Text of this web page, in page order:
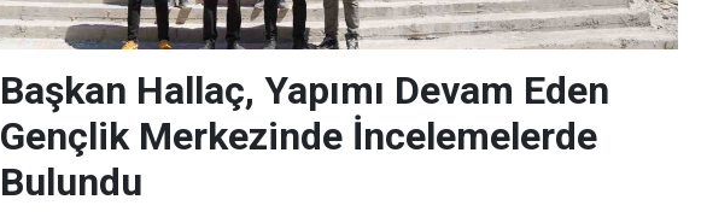
Başkan Hallaç, Yapımı Devam Eden
Gençlik Merkezinde İncelemelerde
Bulundu